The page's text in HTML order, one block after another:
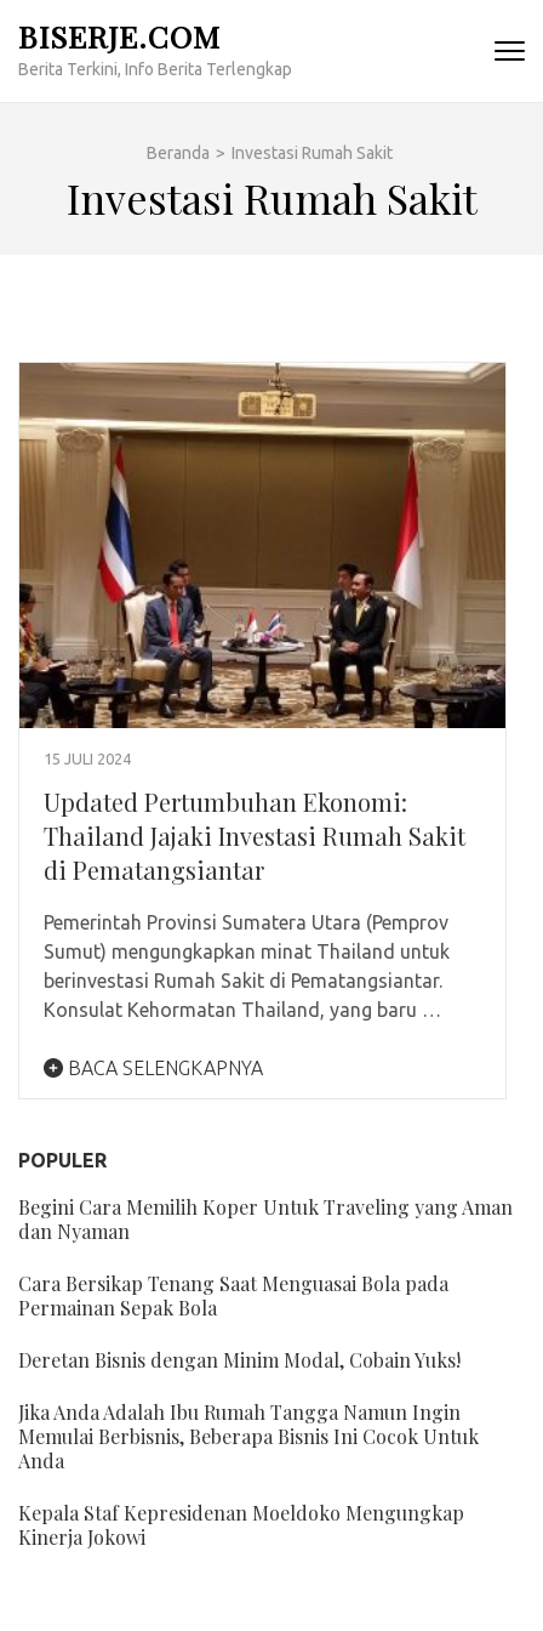
konten
BISERJE.COM
Berita Terkini, Info Berita Terlengkap
Beranda > Investasi Rumah Sakit
Investasi Rumah Sakit
15 JULI 2024
Updated Pertumbuhan Ekonomi:
Thailand Jajaki Investasi Rumah Sakit
di Pematangsiantar
Pemerintah Provinsi Sumatera Utara (Pemprov
Sumut) mengungkapkan minat Thailand untuk
berinvestasi Rumah Sakit di Pematangsiantar.
Konsulat Kehormatan Thailand, yang baru …
BACA SELENGKAPNYA
POPULER
Begini Cara Memilih Koper Untuk Traveling yang Aman
dan Nyaman
Cara Bersikap Tenang Saat Menguasai Bola pada
Permainan Sepak Bola
Deretan Bisnis dengan Minim Modal, Cobain Yuks!
Jika Anda Adalah Ibu Rumah Tangga Namun Ingin
Memulai Berbisnis, Beberapa Bisnis Ini Cocok Untuk
Anda
Kepala Staf Kepresidenan Moeldoko Mengungkap
Kinerja Jokowi